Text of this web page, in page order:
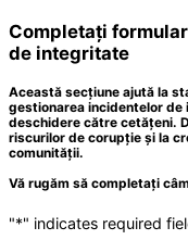
Completați
de integritate
Această secțiune ajută la
gestionarea incidentelor
deschidere către cetățeni.
riscurilor de corupție și la
comunității.
Vă rugăm să completați
"*" indicates required